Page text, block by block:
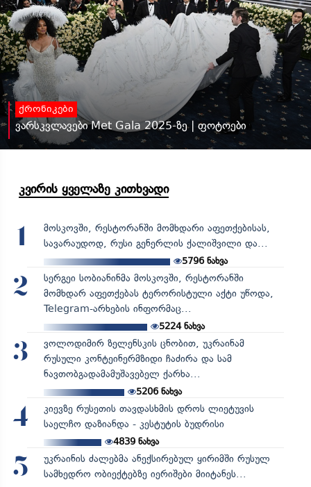
ქრონიკები
ვარსკვლავები Met Gala 2025-ზე | ფოტოები
კვირის ყველაზე კითხვადი
1
მოსკოვში, რესტორანში მომხდარი აფეთქებისას,
სავარაუდოდ, რუსი გენერლის ქალიშვილი და...
5796ნახვა
2
სერგეი სობიანინმა მოსკოვში, რესტორანში
მომხდარ აფეთქებას ტერორისტული აქტი უწოდა,
Telegram-არხების ინფორმაც...
5224ნახვა
3
ვოლოდიმირ ზელენსკის ცნობით, უკრაინამ
რუსული კონტეინერმზიდი ჩაძირა და სამ
ნავთობგადამამუშავებელ ქარხა...
5206ნახვა
4
კიევზე რუსეთის თავდასხმის დროს ლიეტუვის
საელჩო დაზიანდა - კესტუტის ბუდრისი
4839ნახვა
5
უკრაინის ძალებმა ანექსირებულ ყირიმში რუსულ
სამხედრო ობიექტებზე იერიშები მიიტანეს...